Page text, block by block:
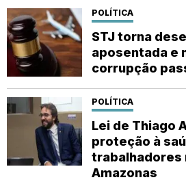
POLÍTICA
STJ torna
aposentada e
corrupção
POLÍTICA
Lei de Thiago
proteção à
trabalhadores
Amazonas